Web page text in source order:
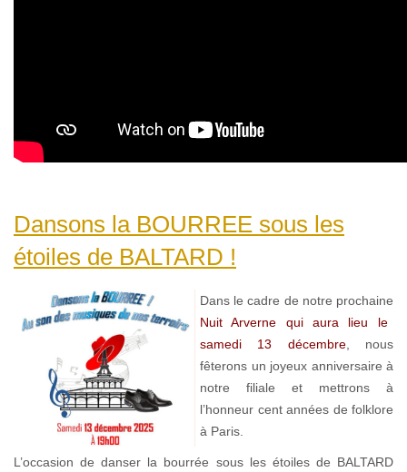
Dansons la BOURREE sous les
étoiles de BALTARD !
Dans le cadre de notre prochaine
Nuit Arverne qui aura lieu le
samedi 13 décembre, nous
fêterons un joyeux anniversaire à
notre filiale et mettrons à
l’honneur cent années de folklore
à Paris.
L’occasion de danser la bourrée sous les étoiles de BALTARD